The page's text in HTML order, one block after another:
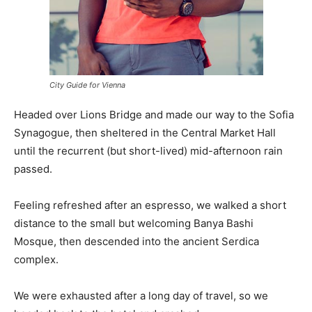
City Guide for Vienna
Headed over Lions Bridge and made our way to the Sofia
Synagogue, then sheltered in the Central Market Hall
until the recurrent (but short-lived) mid-afternoon rain
passed.
Feeling refreshed after an espresso, we walked a short
distance to the small but welcoming Banya Bashi
Mosque, then descended into the ancient Serdica
complex.
We were exhausted after a long day of travel, so we